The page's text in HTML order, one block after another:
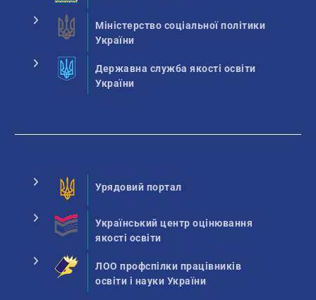
Міністерство соціальної політики
України
Державна служба якості освіти
України
Урядовий портал
Український центр оцінювання
якості освіти
ЛОО профспілки працівників
освіти і науки України